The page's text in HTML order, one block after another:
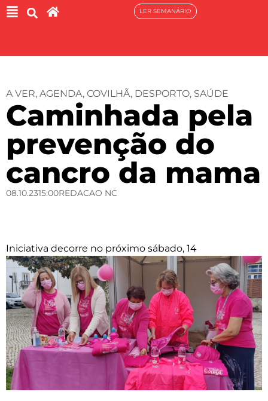
LER SEMANÁRIO
A VER, AGENDA, COVILHÃ, DESPORTO, SAÚDE
Caminhada pela
prevenção do
cancro da mama
08.10.2315:00REDACAO NC
Iniciativa decorre no próximo sábado, 14